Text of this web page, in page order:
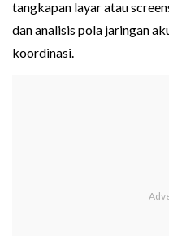
tangkapan layar atau
dan analisis pola jaringan
koordinasi.